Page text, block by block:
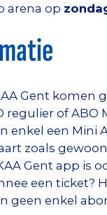
arena op
Gent komen
regulier of
enkel een Mini
zoals
Gent app is
een ticket?
geen enkel